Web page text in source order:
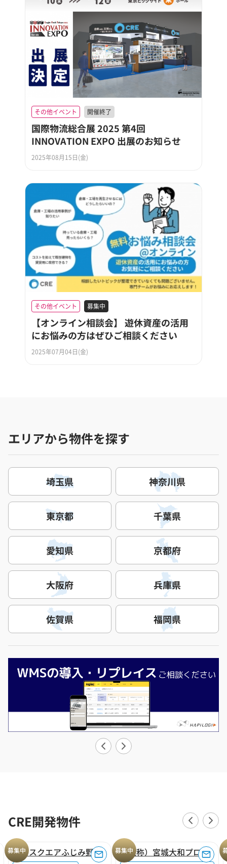
その他イベント 開催終了
国際物流総合展 2025 第4回
INNOVATION EXPO 出展のお知らせ
2025年08月15日(金)
その他イベント 募集中
【オンライン相談会】 遊休資産の活用
にお悩みの方はぜひご相談ください
2025年07月04日(金)
エリアから物件を探す
埼玉県 神奈川県
東京都 千葉県
愛知県 京都府
大阪府 兵庫県
佐賀県 福岡県
CRE開発物件
募集中
ロジスクエアふじみ野A 募集中 （仮称）宮城大和プロジェクト